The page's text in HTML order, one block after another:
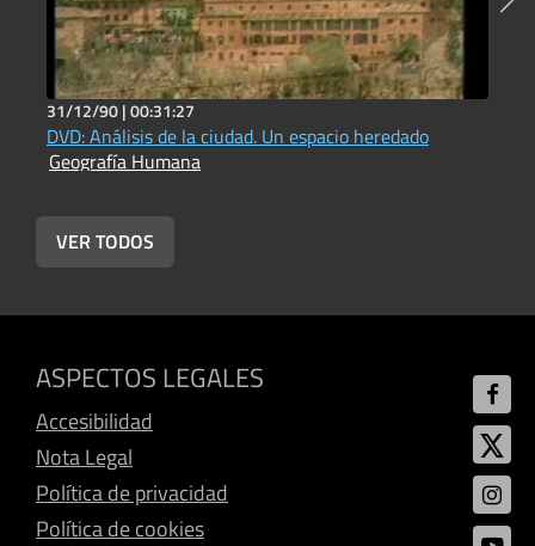
31/12/90 |00:31:27
DVD: Análisis de la ciudad. Un espacio heredado
Geografía Humana
VER TODOS
ASPECTOS LEGALES
Accesibilidad
Nota Legal
Política de privacidad
Política de cookies